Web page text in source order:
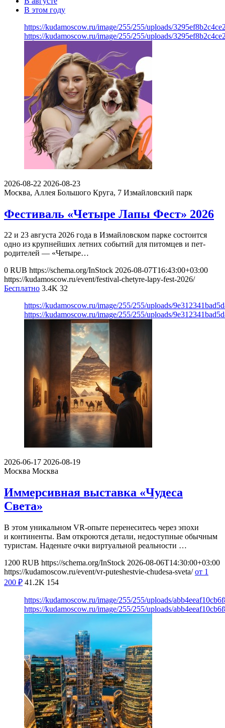
В этом году
https://kudamoscow.ru/image/255/255/uploads/
https://kudamoscow.ru/image/255/255/uploads/
2026-08-22 2026-08-23
Москва, Аллея Большого Круга, 7 Измайловский парк
Фестиваль «Четыре Лапы Фест» 2026
22 и 23 августа 2026 года в Измайловском парке состоится
одно из крупнейших летних событий для питомцев и пет-
родителей — «Четыре…
0 RUB https://schema.org/InStock 2026-08-07T16:43:00+03:00
https://kudamoscow.ru/event/festival-chetyre-lapy-fest-2026/
Бесплатно 3.4K 32
https://kudamoscow.ru/image/255/255/uploads/
https://kudamoscow.ru/image/255/255/uploads/
2026-06-17 2026-08-19
Москва Москва
Иммерсивная выставка «Чудеса
Света»
В этом уникальном VR-опыте перенеситесь через эпохи
и континенты. Вам откроются детали, недоступные обычным
туристам. Наденьте очки виртуальной реальности …
1200 RUB https://schema.org/InStock 2026-08-06T14:30:00+03:00
https://kudamoscow.ru/event/vr-puteshestvie-chudesa-sveta/ от 1
200 ₽ 41.2K 154
https://kudamoscow.ru/image/255/255/uploads/
https://kudamoscow.ru/image/255/255/uploads/